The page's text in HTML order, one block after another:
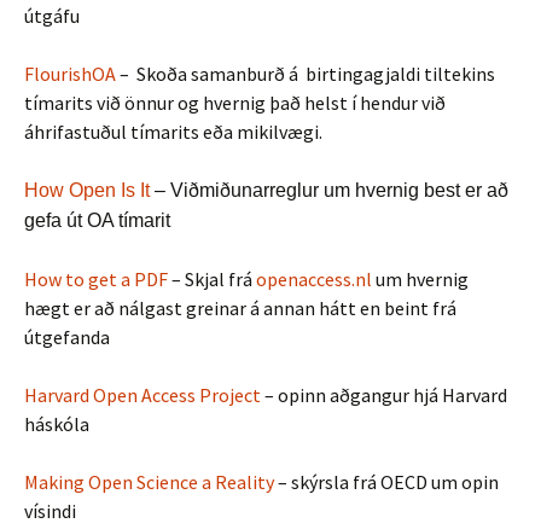
útgáfu
FlourishOA– Skoða samanburð á birtingagjaldi tiltekins
tímarits við önnur og hvernig það helst í hendur við
áhrifastuðul tímarits eða mikilvægi.
How Open Is It– Viðmiðunarreglur um hvernig best er að
gefa út OA tímarit
How to get a PDF– Skjal frá openaccess.nl um hvernig
hægt er að nálgast greinar á annan hátt en beint frá
útgefanda
Harvard Open Access Project– opinn aðgangur hjá Harvard
háskóla
Making Open Science a Reality– skýrsla frá OECD um opin
vísindi